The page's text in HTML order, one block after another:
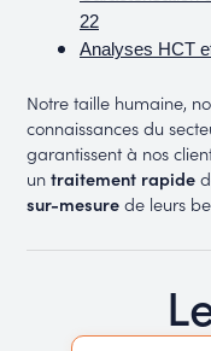
22
Analyses HCT
Notre taille humaine,
connaissances du
garantissent à nos
untraitement rapide
sur-mesurede leurs